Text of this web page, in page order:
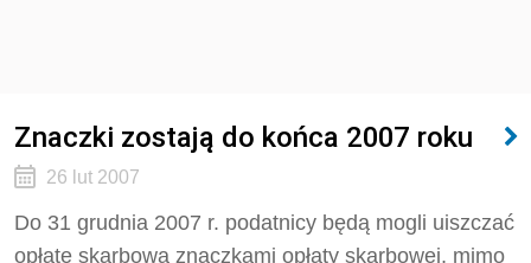
Znaczki zostają do końca 2007 roku
26 lut 2007
Do 31 grudnia 2007 r. podatnicy będą mogli uiszczać
opłatę skarbową znaczkami opłaty skarbowej, mimo